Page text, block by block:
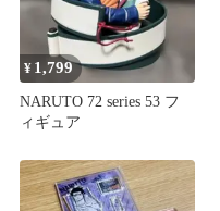
¥ 1,799
NARUTO 72 series 53 フ
ィギュア